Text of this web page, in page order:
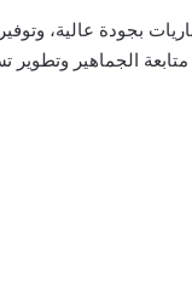
بجودة عالية،
متابعة الجماهير